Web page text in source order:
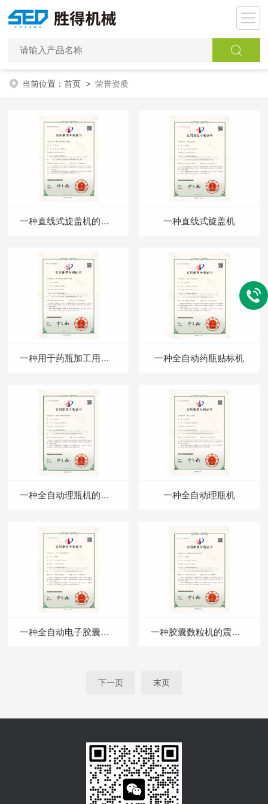
当前位置：首页 >荣誉资质
一种直线式旋盖机的压盖装置 一种直线式旋盖机
一种用于药瓶加工用的套筒贴标机 一种全自动药瓶贴标机
一种全自动理瓶机的转盘机构 一种全自动理瓶机
一种全自动电子胶囊数粒机 一种胶囊数粒机的震动送料装置
下一页 末页